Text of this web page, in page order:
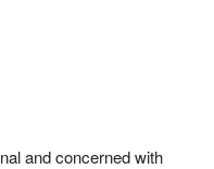
and concerned with